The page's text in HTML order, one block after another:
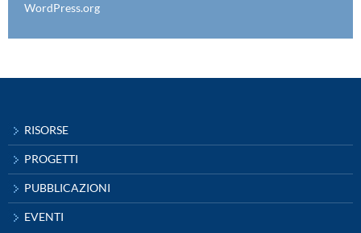
WordPress.org
RISORSE
PROGETTI
PUBBLICAZIONI
EVENTI